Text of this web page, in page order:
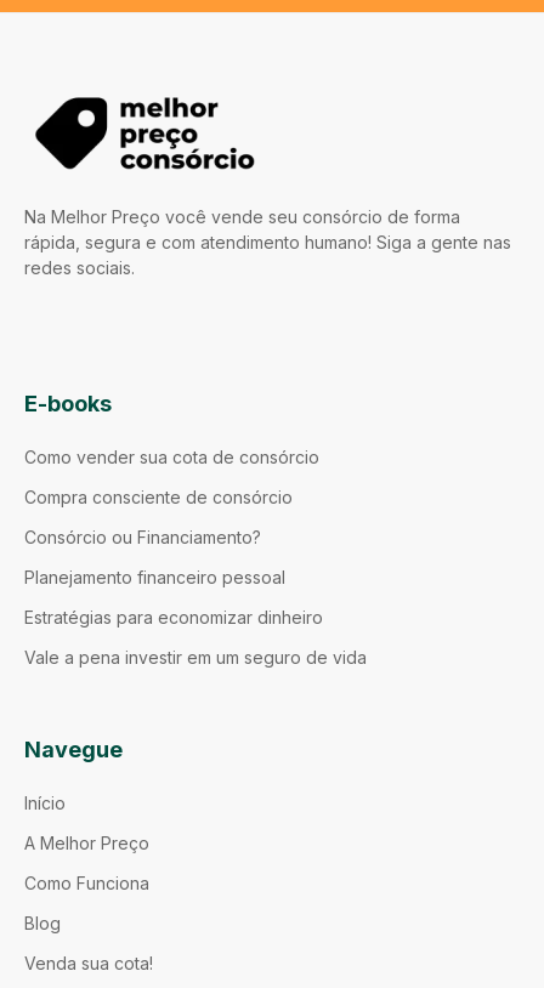
Na Melhor Preço você vende seu consórcio de forma
rápida, segura e com atendimento humano! Siga a gente nas
redes sociais.
E-books
Como vender sua cota de consórcio
Compra consciente de consórcio
Consórcio ou Financiamento?
Planejamento financeiro pessoal
Estratégias para economizar dinheiro
Vale a pena investir em um seguro de vida
Navegue
Início
A Melhor Preço
Como Funciona
Blog
Venda sua cota!